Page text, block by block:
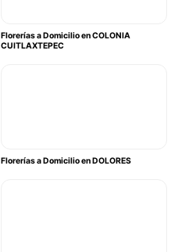
Florerías a Domicilio en COLONIA
CUITLAXTEPEC
Florerías a Domicilio en DOLORES